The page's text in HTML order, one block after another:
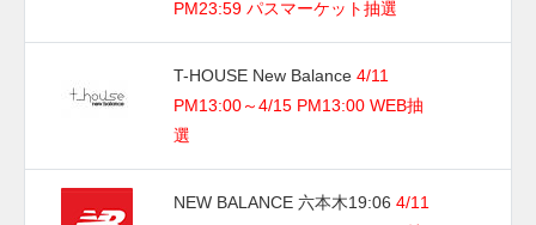
PM23:59 パスマーケット抽選
T-HOUSE New Balance 4/11
PM13:00～4/15 PM13:00 WEB抽
選
NEW BALANCE 六本木19:06 4/11